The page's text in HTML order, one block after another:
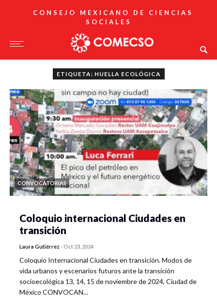
CONSEJO MEXICANO DE CIENCIAS
SOCIALES
ETIQUETA: HUELLA ECOLÓGICA
CONVOCATORIAS
Coloquio internacional Ciudades en
transición
Laura Gutiérrez -Oct 23, 2024
Coloquio Internacional Ciudades en transición. Modos de
vida urbanos y escenarios futuros ante la transición
socioecológica 13, 14, 15 de noviembre de 2024, Ciudad de
México CONVOCAN…